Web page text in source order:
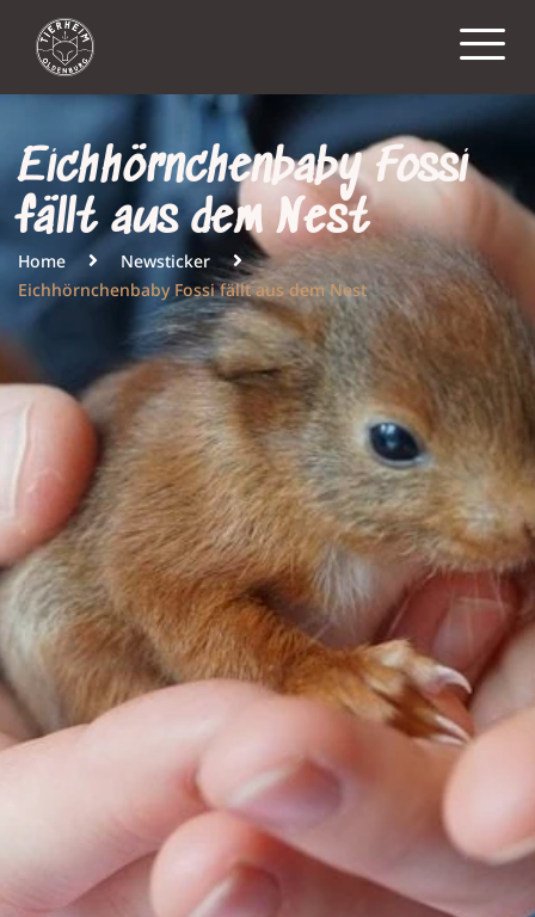
Eichhörnchenbaby Fossi
fällt aus dem Nest
Home
Newsticker
Eichhörnchenbaby Fossi fällt aus dem Nest